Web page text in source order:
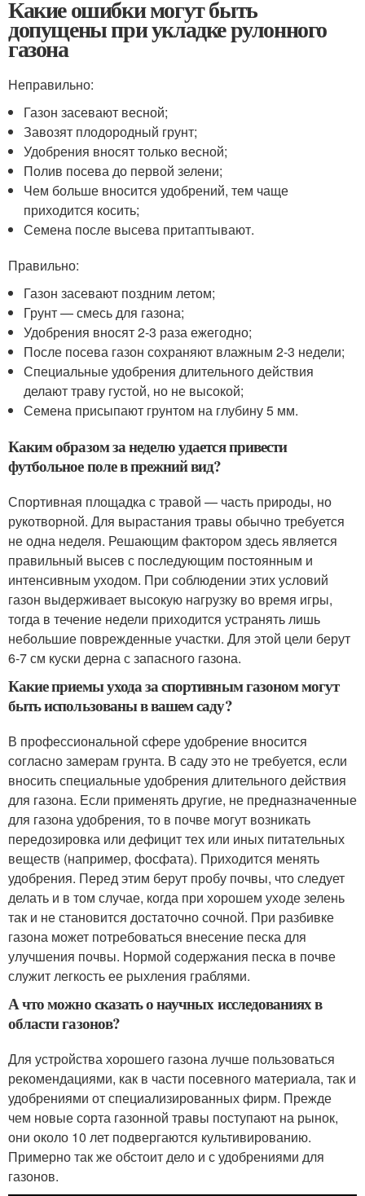
Какие ошибки могут быть
допущены при укладке рулонного
газона
Неправильно:
Газон засевают весной;
Завозят плодородный грунт;
Удобрения вносят только весной;
Полив посева до первой зелени;
Чем больше вносится удобрений, тем чаще
приходится косить;
Семена после высева притаптывают.
Правильно:
Газон засевают поздним летом;
Грунт — смесь для газона;
Удобрения вносят 2-3 раза ежегодно;
После посева газон сохраняют влажным 2-3 недели;
Специальные удобрения длительного действия
делают траву густой, но не высокой;
Семена присыпают грунтом на глубину 5 мм.
Каким образом за неделю удается привести
футбольное поле в прежний вид?
Спортивная площадка с травой — часть природы, но
рукотворной. Для вырастания травы обычно требуется
не одна неделя. Решающим фактором здесь является
правильный высев с последующим постоянным и
интенсивным уходом. При соблюдении этих условий
газон выдерживает высокую нагрузку во время игры,
тогда в течение недели приходится устранять лишь
небольшие поврежденные участки. Для этой цели берут
6-7 см куски дерна с запасного газона.
Какие приемы ухода за спортивным газоном могут
быть использованы в вашем саду?
В профессиональной сфере удобрение вносится
согласно замерам грунта. В саду это не требуется, если
вносить специальные удобрения длительного действия
для газона. Если применять другие, не предназначенные
для газона удобрения, то в почве могут возникать
передозировка или дефицит тех или иных питательных
веществ (например, фосфата). Приходится менять
удобрения. Перед этим берут пробу почвы, что следует
делать и в том случае, когда при хорошем уходе зелень
так и не становится достаточно сочной. При разбивке
газона может потребоваться внесение песка для
улучшения почвы. Нормой содержания песка в почве
служит легкость ее рыхления граблями.
А что можно сказать о научных исследованиях в
области газонов?
Для устройства хорошего газона лучше пользоваться
рекомендациями, как в части посевного материала, так и
удобрениями от специализированных фирм. Прежде
чем новые сорта газонной травы поступают на рынок,
они около 10 лет подвергаются культивированию.
Примерно так же обстоит дело и с удобрениями для
газонов.